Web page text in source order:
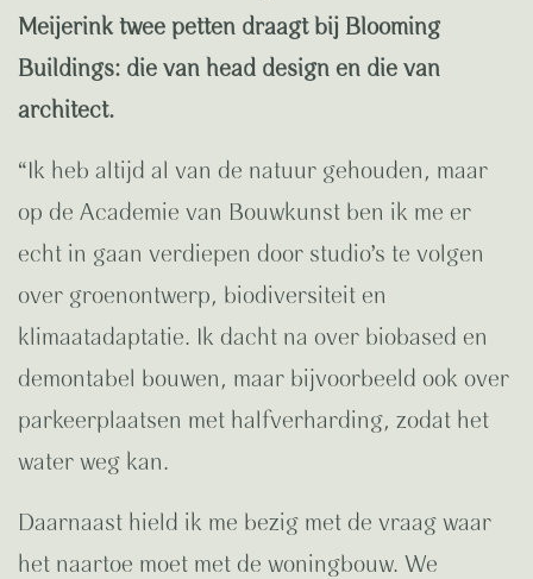
Meijerink twee petten draagt bij Blooming
Buildings: die van head design en die van
architect.
“Ik heb altijd al van de natuur gehouden, maar
op de Academie van Bouwkunst ben ik me er
echt in gaan verdiepen door studio’s te volgen
over groenontwerp, biodiversiteit en
klimaatadaptatie. Ik dacht na over biobased en
demontabel bouwen, maar bijvoorbeeld ook over
parkeerplaatsen met halfverharding, zodat het
water weg kan.
Daarnaast hield ik me bezig met de vraag waar
het naartoe moet met de woningbouw. We